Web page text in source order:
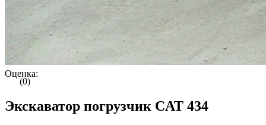
Оценка:
(0)
Экскаватор погрузчик CAT 434